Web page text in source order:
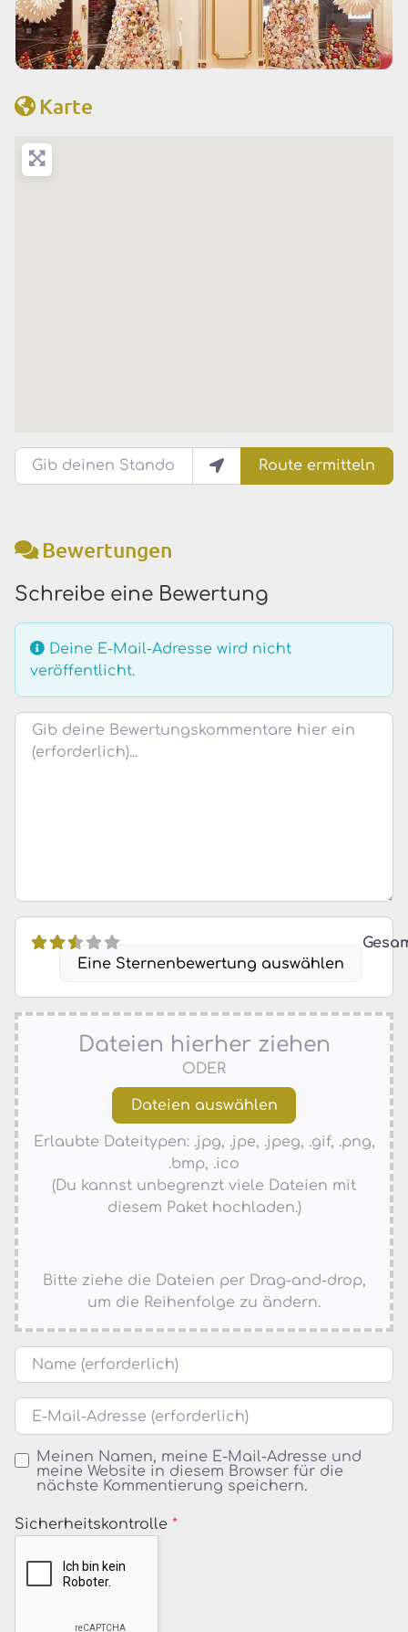
Karte
Gib deinen Standort ein.
Route ermitteln
Bewertungen
Schreibe eine Bewertung
Deine E-Mail-Adresse wird nicht
veröffentlicht.
Bewertungstext
Eine Sternenbewertung auswählen
Dateien hierher ziehen
ODER
Erlaubte Dateitypen: .jpg, .jpe, .jpeg, .gif, .png,
.bmp, .ico
(Du kannst unbegrenzt viele Dateien mit
diesem Paket hochladen.)
Bitte ziehe die Dateien per Drag-and-drop,
um die Reihenfolge zu ändern.
Name
E-Mail
Meinen Namen, meine E-Mail-Adresse und
meine Website in diesem Browser für die
nächste Kommentierung speichern.
Sicherheitskontrolle *